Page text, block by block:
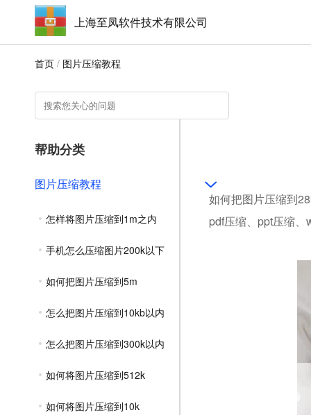
上海至凤软件技术有限公司
首页 / 图片压缩教程
帮助分类
图片压缩教程
怎样将图片压缩到1m之内
手机怎么压缩图片200k以下
如何把图片压缩到5m
怎么把图片压缩到10kb以内
怎么把图片压缩到300k以内
如何将图片压缩到512k
如何将图片压缩到10k
如何把图片压缩到
pdf压缩、ppt压缩